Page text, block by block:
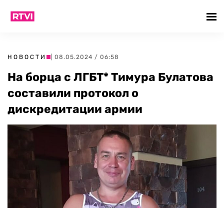
НОВОСТИ | 08.05.2024 / 06:58
На борца с ЛГБТ* Тимура Булатова
составили протокол о
дискредитации армии